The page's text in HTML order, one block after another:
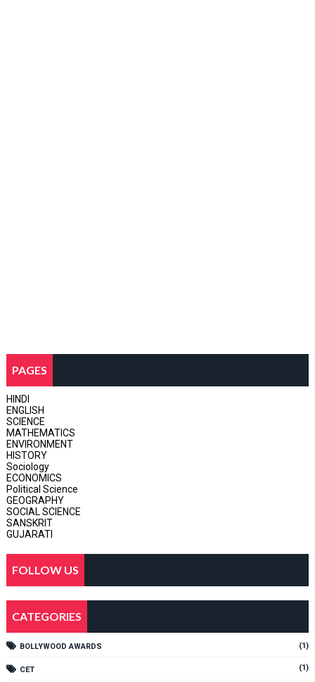
PAGES
HINDI
ENGLISH
SCIENCE
MATHEMATICS
ENVIRONMENT
HISTORY
Sociology
ECONOMICS
Political Science
GEOGRAPHY
SOCIAL SCIENCE
SANSKRIT
GUJARATI
FOLLOW US
CATEGORIES
BOLLYWOOD AWARDS (1)
CET (1)